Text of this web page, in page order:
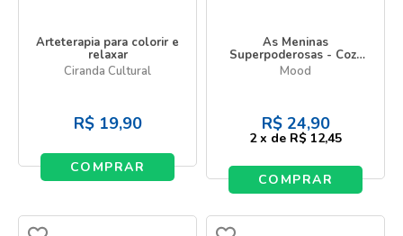
Arteterapia para colorir e
relaxar
Ciranda Cultural
R$ 19,90
COMPRAR
As Meninas
Superpoderosas - Cozy
time
Mood
R$ 24,90
2 x de R$ 12,45
COMPRAR